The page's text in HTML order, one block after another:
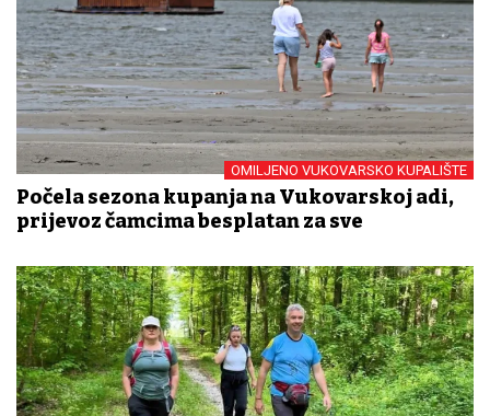
OMILJENO VUKOVARSKO KUPALIŠTE
Počela sezona kupanja na Vukovarskoj adi,
prijevoz čamcima besplatan za sve